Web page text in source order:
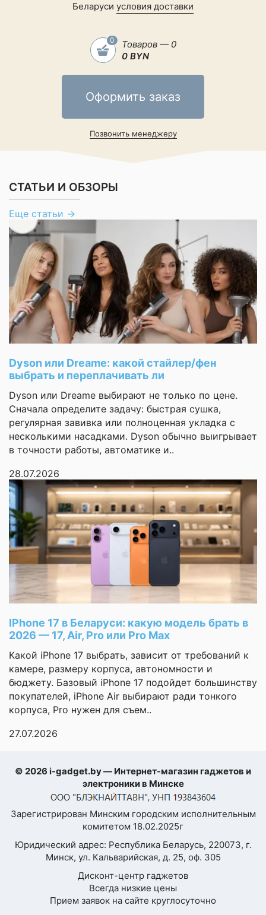
пылесоса
0.6 л
Объем резервуара
0.2 л
Производительность и
энергоэффективность
Уровень шума
Фильтрация
Фильтр тонкой
очистки
НЕРА
Функциональные особенности
Автоматическая
мощности
Розетка для
электроинструмента
особенности
подсветка
дисплей
Комплектация
Щетка для ковра и
пола
Щелевая насадка
Щетка для мебели
щетка с
ворсом(3 шт,
одна из
которых
вращающаяся
Турбощётка/
электрощётка
покрытий
Дополнительные
швабра с
вращающимися
тряпками,
насадка для
шерсти
домашних
мини-
электрощетка,
поворотный
адаптер
Беларуси условия доставки
0
Товаров — 0
0 BYN
Оформить заказ
Позвонить менеджеру
СТАТЬИ И ОБЗОРЫ
Еще статьи →
Dyson или Dreame: какой стайлер/фен
выбрать и переплачивать ли
Dyson или Dreame выбирают не только по цене.
Сначала определите задачу: быстрая сушка,
регулярная завивка или полноценная укладка с
несколькими насадками. Dyson обычно выигрывает
в точности работы, автоматике и..
28.07.2026
IPhone 17 в Беларуси: какую модель брать в
2026 — 17, Air, Pro или Pro Max
Какой iPhone 17 выбрать, зависит от требований к
камере, размеру корпуса, автономности и
бюджету. Базовый iPhone 17 подойдет большинству
покупателей, iPhone Air выбирают ради тонкого
корпуса, Pro нужен для съем..
27.07.2026
© 2026 i-gadget.by — Интернет-магазин гаджетов и
электроники в Минске
Зарегистрирован Минским городским исполнительным
комитетом 18.02.2025г
Юридический адрес: Республика Беларусь, 220073, г.
Минск, ул. Кальварийская, д. 25, оф. 305
Дисконт-центр гаджетов
Всегда низкие цены
Прием заявок на сайте круглосуточно